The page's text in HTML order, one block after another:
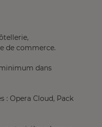
de commerce.
dans
: Opera Cloud, Pack